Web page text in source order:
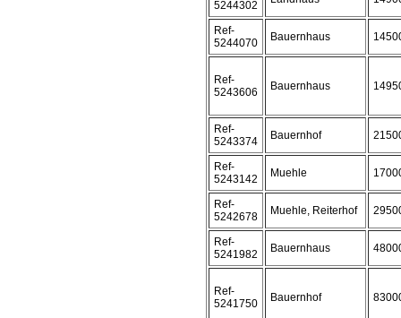
5244302
Ref-
5244070
Bauernhaus
Ref-
5243606
Bauernhaus
Ref-
5243374
Bauernhof
Ref-
5243142
Muehle
Ref-
5242678
Muehle, Reiterhof
Ref-
5241982
Bauernhaus
Ref-
5241750
Bauernhof